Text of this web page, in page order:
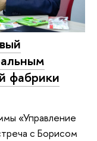
фабрики
«Управление
с Борисом